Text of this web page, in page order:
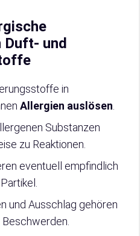
Duft- und
in
Allergien auslösen
Substanzen
zu Reaktionen.
eventuell empfindlich
und Ausschlag gehören